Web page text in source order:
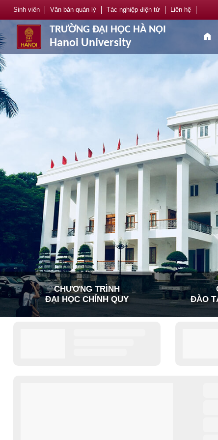
Sinh viên Văn bản quản lý Tác nghiệp điện tử Liên hệ
TRƯỜNG ĐẠI HỌC HÀ NỘI
Hanoi University
home
CHƯƠNG TRÌNH
ĐẠI HỌC CHÍNH QUY
ĐÀO